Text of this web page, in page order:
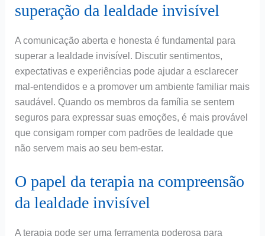
superação da lealdade invisível
A comunicação aberta e honesta é fundamental para
superar a lealdade invisível. Discutir sentimentos,
expectativas e experiências pode ajudar a esclarecer
mal-entendidos e a promover um ambiente familiar mais
saudável. Quando os membros da família se sentem
seguros para expressar suas emoções, é mais provável
que consigam romper com padrões de lealdade que
não servem mais ao seu bem-estar.
O papel da terapia na compreensão
da lealdade invisível
A terapia pode ser uma ferramenta poderosa para